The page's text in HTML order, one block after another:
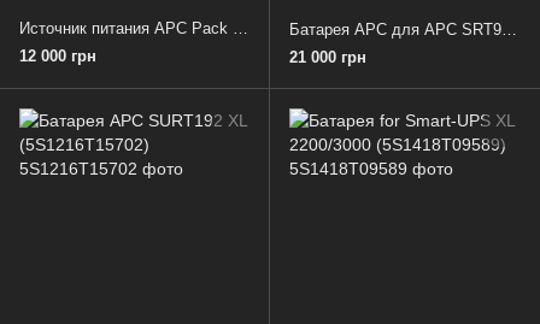
Источник питания APC Pack for Smart-UPS RT (IS1105001749)
12 000 грн
Батарея APC для APC SRT96RMBP Smart-UPS (7S1739L02068)
21 000 грн